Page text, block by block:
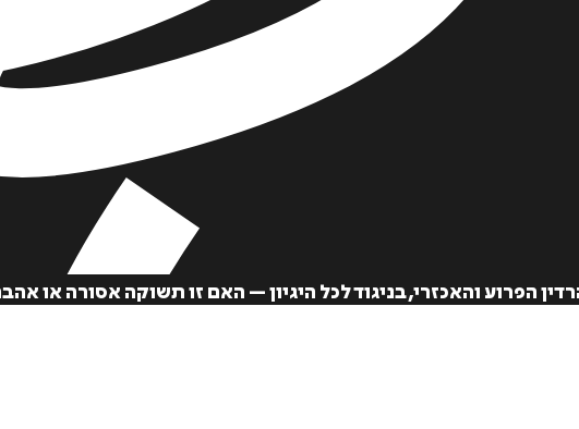
הפרוע והאכזרי, בניגוד לכל היגיון – האם זו תשוקה אסורה או